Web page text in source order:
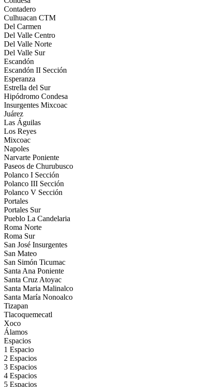
Contadero
Culhuacan CTM
Del Carmen
Del Valle Centro
Del Valle Norte
Del Valle Sur
Escandón
Escandón II Sección
Esperanza
Estrella del Sur
Hipódromo Condesa
Insurgentes Mixcoac
Juárez
Las Águilas
Los Reyes
Mixcoac
Napoles
Narvarte Poniente
Paseos de Churubusco
Polanco I Sección
Polanco III Sección
Polanco V Sección
Portales
Portales Sur
Pueblo La Candelaria
Roma Norte
Roma Sur
San José Insurgentes
San Mateo
San Simón Ticumac
Santa Ana Poniente
Santa Cruz Atoyac
Santa Maria Malinalco
Santa María Nonoalco
Tizapan
Tlacoquemecatl
Xoco
Álamos
Espacios
1 Espacio
2 Espacios
3 Espacios
4 Espacios
5 Espacios